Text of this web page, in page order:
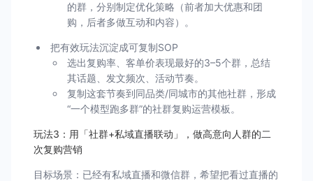
的群，分别制定优化策略（前者加大优惠和团
购，后者多做互动和内容）。
把有效玩法沉淀成可复制SOP
选出复购率、客单价表现最好的3–5个群，总结
其话题、发文频次、活动节奏。
复制这套节奏到同品类/同城市的其他社群，形成
“一个模型跑多群”的社群复购运营模板。
玩法3：用「社群+私域直播联动」，做高意向人群的二
次复购营销
目标场景：已经有私域直播和微信群，希望把看过直播的